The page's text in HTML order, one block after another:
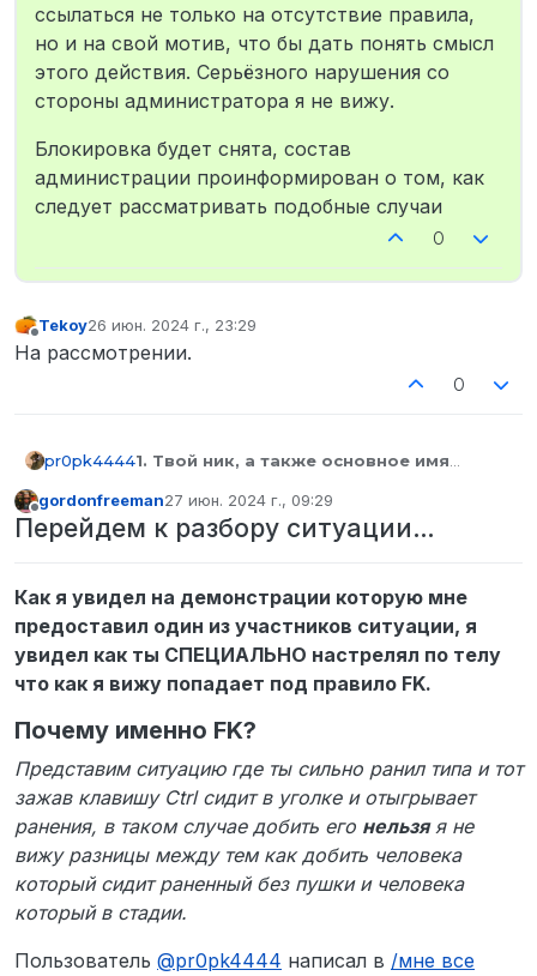
ссылаться не только на отсутствие правила,
но и на свой мотив, что бы дать понять смысл
этого действия. Серьёзного нарушения со
стороны администратора я не вижу.
Блокировка будет снята, состав
администрации проинформирован о том, как
следует рассматривать подобные случаи
0
Tekoy26 июн. 2024 г., 23:29
отредактировано
На рассмотрении.
0
pr0pk44441. Твой ник, а также основное имя
2. Твой SteamID: STEAM_0:1:449466449
3. Твои контакты для связи: ceo0fp1zdec
5. Дата и время произошедшего по МСК: 21.06
разборки в 19:10~
6. Описание ситуации:
в три лица вели
активную перестрелку с полицией, находясь
на крыше. Вылетаю, вижу трупик сержанта,
накидываю в тело 1-2 тычки, спускаюсь с
АЗ, объясняю администратору, что добив в
СТАДИИ не регулируется правилами от
слова совсем. Попросил гордона спросить у
вондика, в ответ лишь получил - “я так думаю,
поэтому выдам наказание”. Администратор,
не решив спросить у более опытных,
попросту вхуяривает мне блокировку на 8
похожей ситуации, где был совершен добив
Не в сети
gordonfreeman27 июн. 2024 г., 09:29
отредактировано
Перейдем к разбору ситуации…
Как я увидел на демонстрации которую мне
предоставил один из участников ситуации, я
увидел как ты СПЕЦИАЛЬНО настрелял по телу
что как я вижу попадает под правило FK.
Почему именно FK?
Представим ситуацию где ты сильно ранил типа и тот
зажав клавишу Ctrl сидит в уголке и отыгрывает
ранения, в таком случае добить его нельзя я не
вижу разницы между тем как добить человека
который сидит раненный без пушки и человека
который в стадии.
Пользователь @pr0pk4444 написал в /мне все